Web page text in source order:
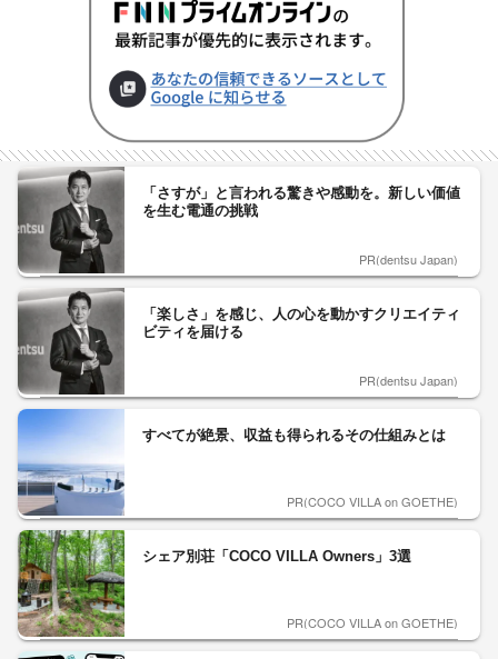
「さすが」と言われる驚きや感動を。新しい価値
を生む電通の挑戦
PR(dentsu Japan)
「楽しさ」を感じ、人の心を動かすクリエイティ
ビティを届ける
PR(dentsu Japan)
すべてが絶景、収益も得られるその仕組みとは
PR(COCO VILLA on GOETHE)
シェア別荘「COCO VILLA Owners」3選
PR(COCO VILLA on GOETHE)